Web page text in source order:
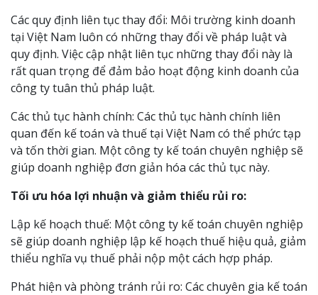
Các quy định liên tục thay đổi: Môi trường kinh doanh
tại Việt Nam luôn có những thay đổi về pháp luật và
quy định. Việc cập nhật liên tục những thay đổi này là
rất quan trọng để đảm bảo hoạt động kinh doanh của
công ty tuân thủ pháp luật.
Các thủ tục hành chính: Các thủ tục hành chính liên
quan đến kế toán và thuế tại Việt Nam có thể phức tạp
và tốn thời gian. Một công ty kế toán chuyên nghiệp sẽ
giúp doanh nghiệp đơn giản hóa các thủ tục này.
Tối ưu hóa lợi nhuận và giảm thiểu rủi ro:
Lập kế hoạch thuế: Một công ty kế toán chuyên nghiệp
sẽ giúp doanh nghiệp lập kế hoạch thuế hiệu quả, giảm
thiểu nghĩa vụ thuế phải nộp một cách hợp pháp.
Phát hiện và phòng tránh rủi ro: Các chuyên gia kế toán